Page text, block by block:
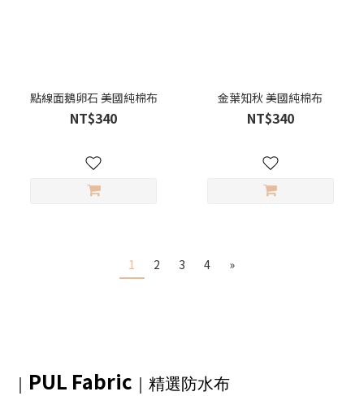
點線面鵝卵石 美國純棉布
NT$340
金葉知秋 美國純棉布
NT$340
1 2 3 4 »
｜ PUL Fabric ｜精選防水布